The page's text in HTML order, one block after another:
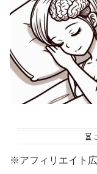
※アフィリエイト